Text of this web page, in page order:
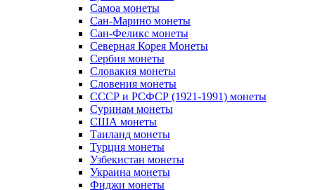
Самоа монеты
Сан-Марино монеты
Сан-Феликс монеты
Северная Корея Монеты
Сербия монеты
Словакия монеты
Словения монеты
СССР и РСФСР (1921-1991) монеты
Суринам монеты
США монеты
Таиланд монеты
Турция монеты
Узбекистан монеты
Украина монеты
Фиджи монеты